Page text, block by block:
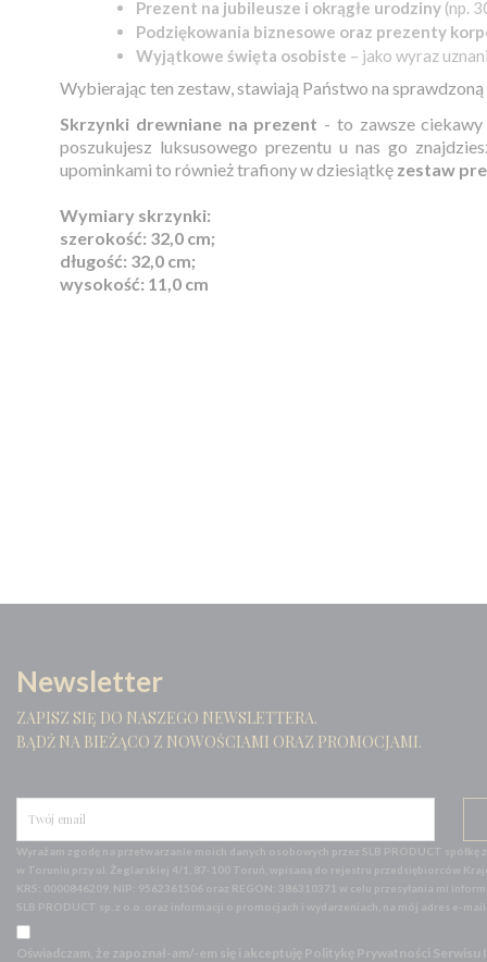
Prezent na jubileusze i okrągłe urodziny (np.
Podziękowania biznesowe oraz prezenty
Wyjątkowe święta osobiste – jako wyraz
Wybierając ten zestaw, stawiają Państwo na
Skrzynki drewniane na prezent - to zawsze
poszukujesz luksusowego prezentu u nas go
upominkami to również trafiony w dziesiątkę zestaw
Wymiary skrzynki:
szerokość: 32,0 cm;
długość: 32,0 cm;
wysokość: 11,0 cm
Newsletter
ZAPISZ SIĘ DO NASZEGO NEWSLETTERA.
BĄDŹ NA BIEŻĄCO Z NOWOŚCIAMI ORAZ PROMOCJAMI.
Wyrażam zgodę na przetwarzanie moich danych osobowych przez SLB PRODUCT
w Toruniu przy ul. Żeglarskiej 4/1, 87-100 Toruń, wpisaną do rejestru przedsiębiorców
KRS: 0000846209, NIP: 9562361506 oraz REGON: 386310371 w celu przesyłania mi
SLB PRODUCT sp. z o.o. oraz informacji o promocjach i wydarzeniach, na mój adres e-
Oświadczam, że zapoznał-am/-em się i akceptuję Politykę Prywatności